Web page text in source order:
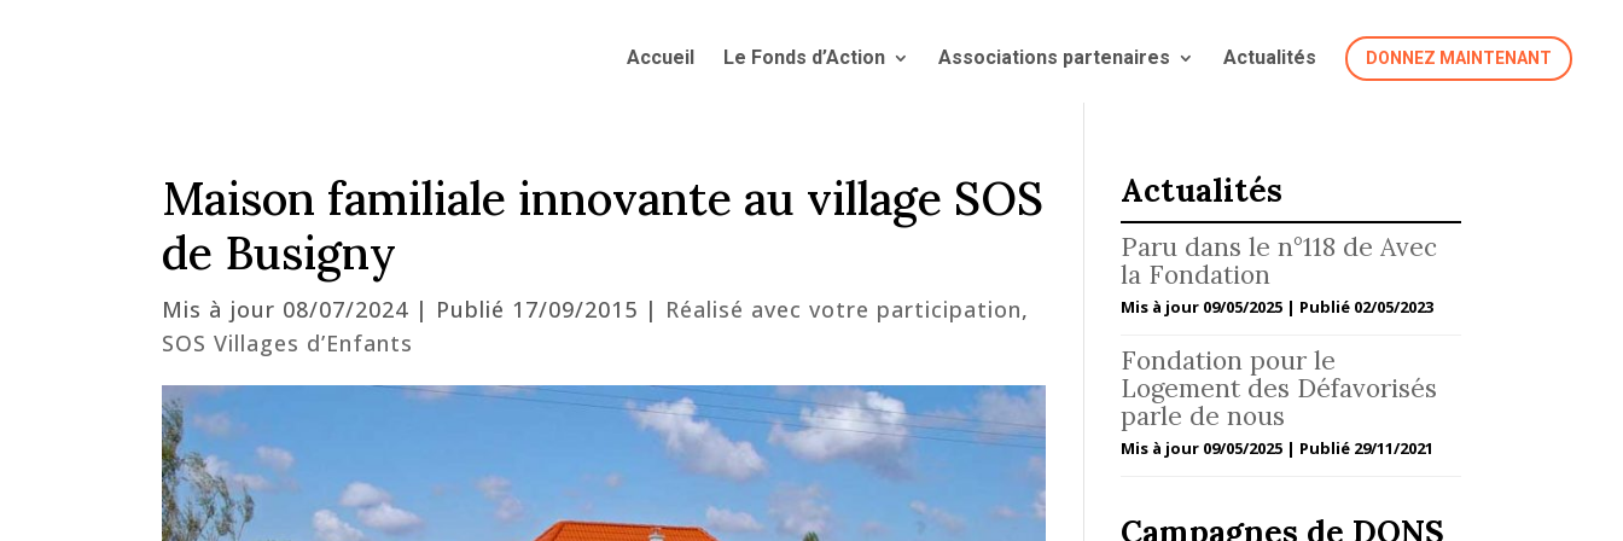
Accueil Le Fonds d’Action Associations partenaires Actualités DONNEZ MAINTENANT
Maison familiale innovante au village SOS
de Busigny
Mis à jour 08/07/2024 | Publié 17/09/2015 | Réalisé avec votre participation,
SOS Villages d’Enfants
Actualités
Paru dans le n°118 de Avec
la Fondation
Mis à jour 09/05/2025 | Publié 02/05/2023
Fondation pour le
Logement des Défavorisés
parle de nous
Mis à jour 09/05/2025 | Publié 29/11/2021
Campagnes de DONS